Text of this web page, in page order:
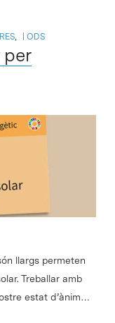
, ODS
per
llargs permeten
Treballar amb
estat d’ànim…